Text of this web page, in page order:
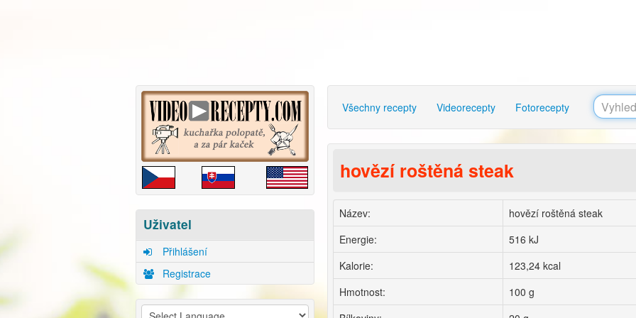
Uživatel
Přihlášení
Registrace
Všechny recepty Videorecepty Fotorecepty
hovězí roštěná steak
Název:
hovězí roštěná steak
Energie:
516 kJ
Kalorie:
123,24 kcal
Hmotnost:
100 g